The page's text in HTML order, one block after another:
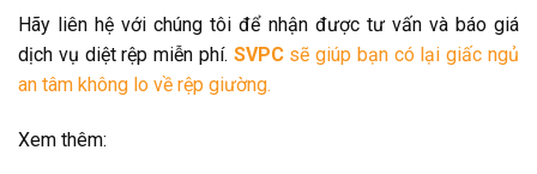
Hãy liên hệ với chúng tôi để nhận được tư vấn và báo giá
dịch vụ diệt rệp miễn phí. SVPCsẽ giúp bạn có lại giấc ngủ
an tâm không lo về rệp giường.
Xem thêm: